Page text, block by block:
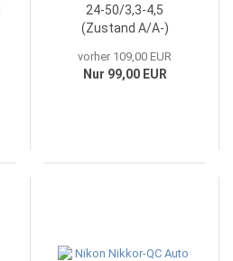
24-50/3,3-4,5
(Zustand A/A-)
vorher 109,00 EUR
Nur 99,00 EUR